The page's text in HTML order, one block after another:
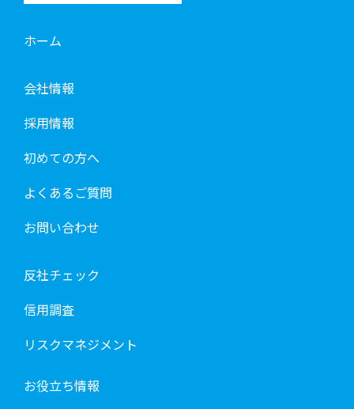
ホーム
会社情報
採用情報
初めての方へ
よくあるご質問
お問い合わせ
反社チェック
信用調査
リスクマネジメント
お役立ち情報